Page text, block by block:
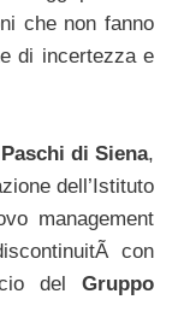
che non fanno
di incertezza e
di Siena,
dell’Istituto
management
con
del Gruppo